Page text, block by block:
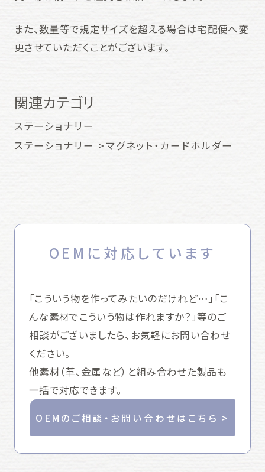
また、数量等で規定サイズを超える場合は宅配便へ変
更させていただくことがございます。
関連カテゴリ
ステーショナリー
ステーショナリー
マグネット・カードホルダー
OEMに対応しています
「こういう物を作ってみたいのだけれど…」「こ
んな素材でこういう物は作れますか？」等のご
相談がございましたら、お気軽にお問い合わせ
ください。
他素材（革、金属など）と組み合わせた製品も
一括で対応できます。
OEMのご相談・お問い合わせはこちら >